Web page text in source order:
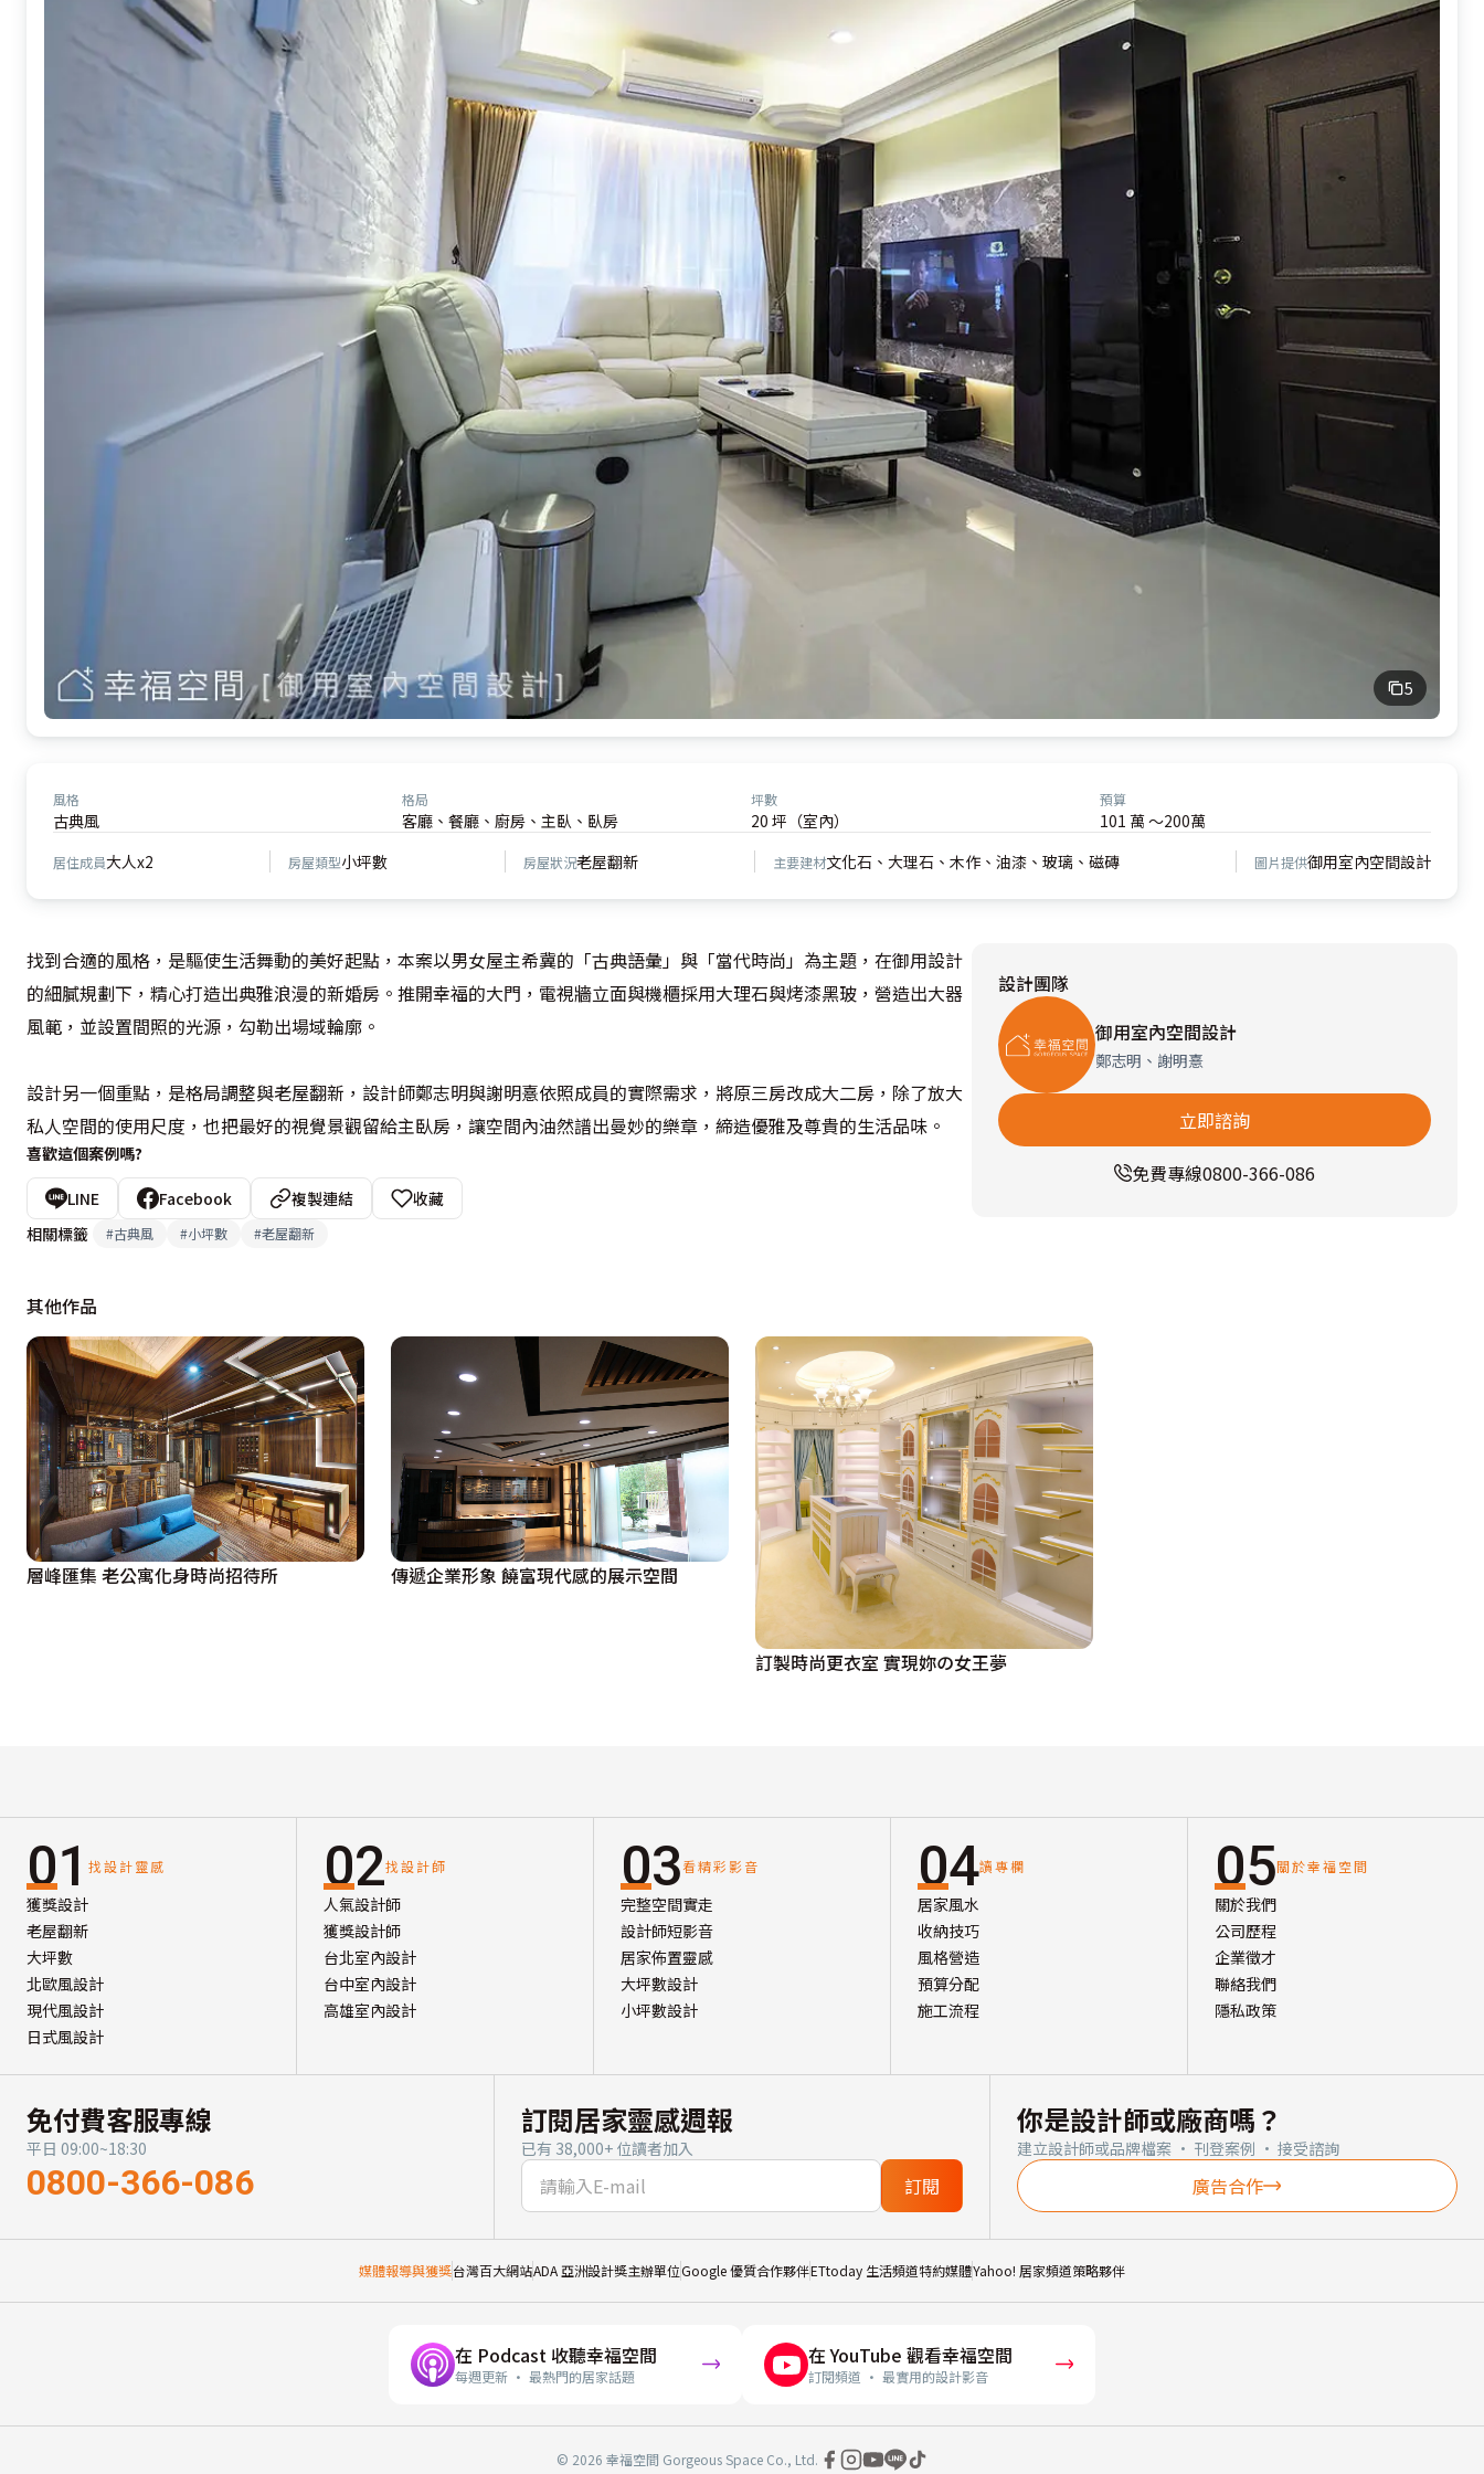
5
風格
古典風
格局
客廳、餐廳、廚房、主臥、臥房
坪數
20 坪（室內）
預算
101 萬 ～200萬
居住成員大人x2 房屋類型小坪數 房屋狀況老屋翻新 主要建材文化石、大理石、木作、油漆、玻璃、磁磚 圖片提供御用室內空間設計
找到合適的風格，是驅使生活舞動的美好起點，本案以男女屋主希冀的「古典語彙」與「當代時尚」為主題，在御用設計
的細膩規劃下，精心打造出典雅浪漫的新婚房。推開幸福的大門，電視牆立面與機櫃採用大理石與烤漆黑玻，營造出大器
風範，並設置間照的光源，勾勒出場域輪廓。
設計另一個重點，是格局調整與老屋翻新，設計師鄭志明與謝明憙依照成員的實際需求，將原三房改成大二房，除了放大
私人空間的使用尺度，也把最好的視覺景觀留給主臥房，讓空間內油然譜出曼妙的樂章，締造優雅及尊貴的生活品味。
喜歡這個案例嗎?
LINE Facebook 複製連結
收藏
相關標籤
#古典風 #小坪數 #老屋翻新
設計團隊
御用室內空間設計
鄭志明、謝明憙
立即諮詢
免費專線0800-366-086
其他作品
層峰匯集 老公寓化身時尚招待所 傳遞企業形象 饒富現代感的展示空間
訂製時尚更衣室 實現妳の女王夢
01 找設計靈感
獲獎設計
老屋翻新
大坪數
北歐風設計
現代風設計
日式風設計
02找設計師
人氣設計師
獲獎設計師
台北室內設計
台中室內設計
高雄室內設計
03看精彩影音
完整空間實走
設計師短影音
居家佈置靈感
大坪數設計
小坪數設計
04讀專欄
居家風水
收納技巧
風格營造
預算分配
施工流程
05關於幸福空間
關於我們
公司歷程
企業徵才
聯絡我們
隱私政策
免付費客服專線
平日 09:00~18:30
0800-366-086
訂閱居家靈感週報
已有 38,000+ 位讀者加入
訂閱
你是設計師或廠商嗎？
建立設計師或品牌檔案 · 刊登案例 · 接受諮詢
廣告合作
媒體報導與獲獎台灣百大網站ADA 亞洲設計獎主辦單位Google 優質合作夥伴ETtoday 生活頻道特約媒體Yahoo! 居家頻道策略夥伴
在 Podcast 收聽幸福空間
每週更新 · 最熱門的居家話題
在 YouTube 觀看幸福空間
訂閱頻道 · 最實用的設計影音
© 2026 幸福空間 Gorgeous Space Co., Ltd.